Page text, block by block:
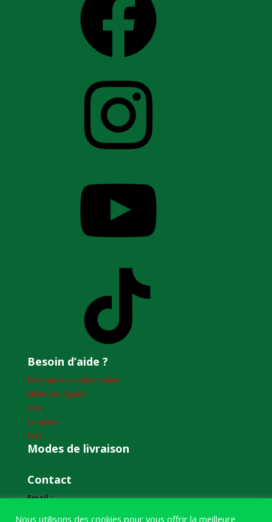
Besoin d’aide ?
Politique de confidentialité
Mentions légales
CGV
Livraison
FAQ
Modes de livraison
Contact
Email :
Nous utilisons des cookies pour vous offrir la meilleure